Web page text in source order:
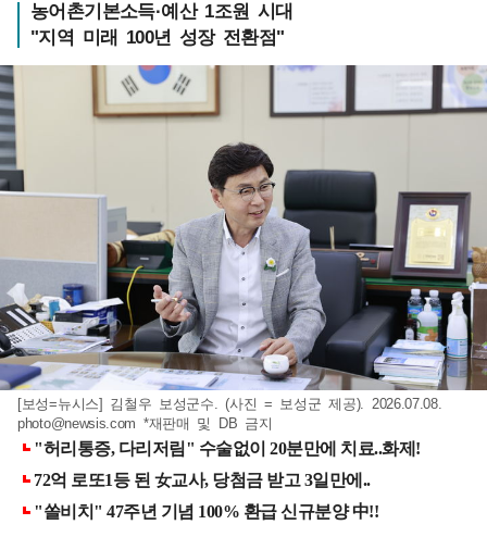
농어촌기본소득·예산 1조원 시대
"지역 미래 100년 성장 전환점"
[보성=뉴시스] 김철우 보성군수. (사진 = 보성군 제공). 2026.07.08.
photo@newsis.com *재판매 및 DB 금지